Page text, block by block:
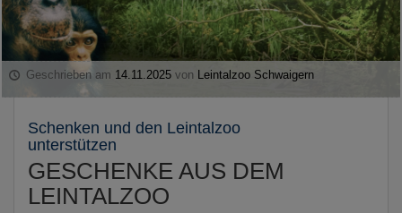
Geschrieben am 14.11.2025 von Leintalzoo Schwaigern
Schenken und den Leintalzoo
unterstützen
GESCHENKE AUS DEM
LEINTALZOO